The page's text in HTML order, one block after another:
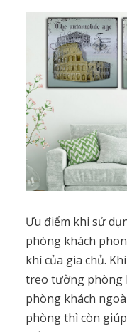
Ưu điểm khi sử
phòng khách
khí của gia chủ.
treo tường phòng
phòng khách
phòng thì còn